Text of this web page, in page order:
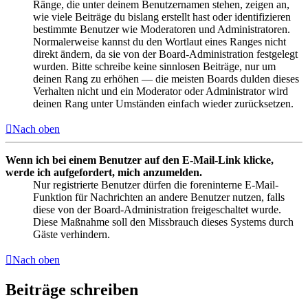
Ränge, die unter deinem Benutzernamen stehen, zeigen an,
wie viele Beiträge du bislang erstellt hast oder identifizieren
bestimmte Benutzer wie Moderatoren und Administratoren.
Normalerweise kannst du den Wortlaut eines Ranges nicht
direkt ändern, da sie von der Board-Administration festgelegt
wurden. Bitte schreibe keine sinnlosen Beiträge, nur um
deinen Rang zu erhöhen — die meisten Boards dulden dieses
Verhalten nicht und ein Moderator oder Administrator wird
deinen Rang unter Umständen einfach wieder zurücksetzen.
Nach oben
Wenn ich bei einem Benutzer auf den E-Mail-Link klicke,
werde ich aufgefordert, mich anzumelden.
Nur registrierte Benutzer dürfen die foreninterne E-Mail-
Funktion für Nachrichten an andere Benutzer nutzen, falls
diese von der Board-Administration freigeschaltet wurde.
Diese Maßnahme soll den Missbrauch dieses Systems durch
Gäste verhindern.
Nach oben
Beiträge schreiben